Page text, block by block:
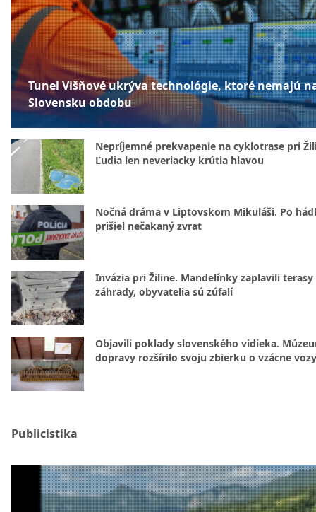
Tunel Višňové ukrýva technológie, ktoré nemajú
Slovensku obdobu
Nepríjemné prekvapenie na cyklotrase pri
Ľudia len neveriacky krútia hlavou
Nočná dráma v Liptovskom Mikuláši. Po
prišiel nečakaný zvrat
Invázia pri Žiline. Mandelínky zaplavili terasy
záhrady, obyvatelia sú zúfalí
Objavili poklady slovenského vidieka.
dopravy rozšírilo svoju zbierku o vzácne vozy
Publicistika